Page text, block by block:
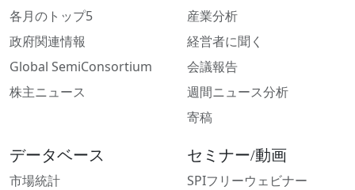
各月のトップ5
政府関連情報
Global SemiConsortium
株主ニュース
産業分析
経営者に聞く
会議報告
週間ニュース分析
寄稿
データベース
市場統計
セミナー/動画
SPIフリーウェビナー